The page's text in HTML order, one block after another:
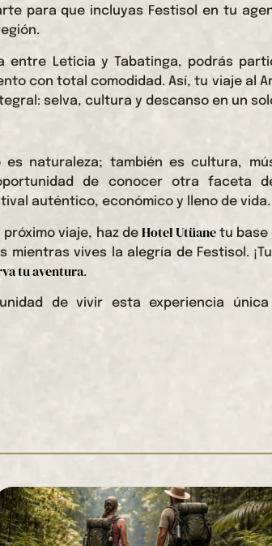
para que incluyas Festisol en tu
entre Leticia y Tabatinga, podrás
con total comodidad. Así, tu viaje al
selva, cultura y descanso en un
es naturaleza; también es cultura,
de conocer otra faceta
auténtico, económico y lleno de vida.
viaje, haz de Hotel Utüanetu base
mientras vives la alegría de Festisol.
tu aventura.
de vivir esta experiencia